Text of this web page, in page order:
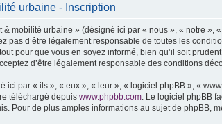
urbaine - Inscription
& mobilité urbaine » (désigné ici par « nous », « notre
pas d’être légalement responsable de toutes les
pour que vous en soyez informé, bien qu’il soit
d’être légalement responsable des conditions
ici par « ils », « eux », « leur », « logiciel phpBB », «
téléchargé depuis www.phpbb.com . Le logiciel phpBB
Pour de plus amples informations au sujet de phpBB,